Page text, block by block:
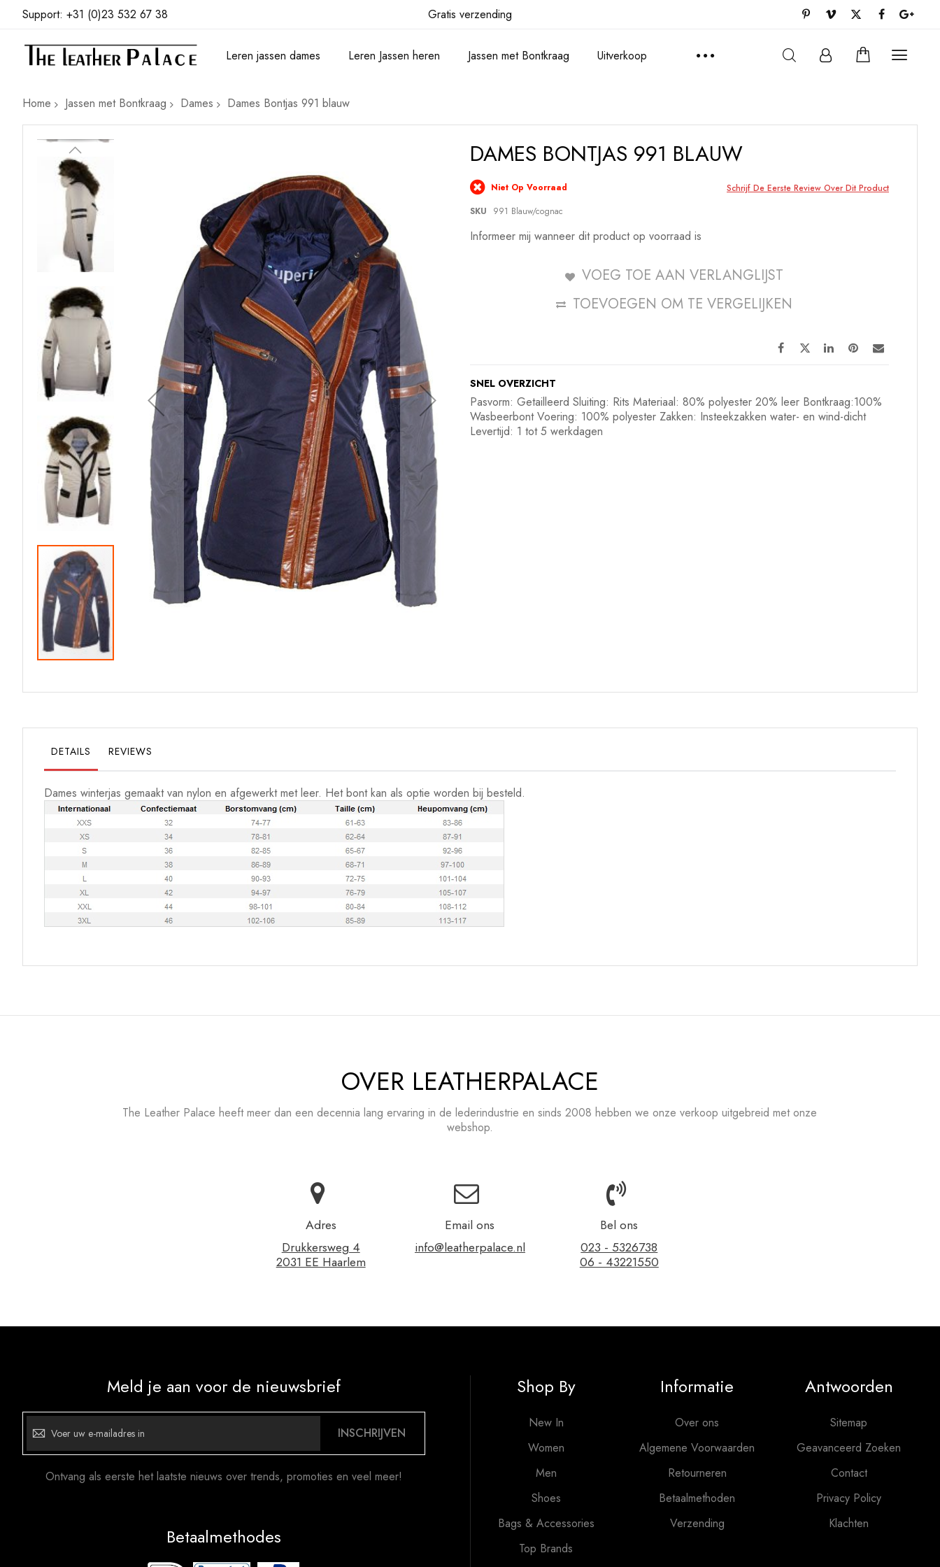
Support: +31 (0)23 532 67 38 Gratis verzending
Leren jassen dames Leren Jassen heren Jassen met Bontkraag Uitverkoop
Home Jassen met Bontkraag Dames Dames Bontjas 991 blauw
Ga
einde
afbeeldingen-
gallerij
het
van
afbeeldingen-
gallerij
DAMES BONTJAS 991 BLAUW
Schrijf De Eerste Review Over Dit Product
Niet Op Voorraad
SKU
991 Blauw/cognac
Informeer mij wanneer dit product op voorraad is
VOEG TOE AAN VERLANGLIJST
TOEVOEGEN OM TE VERGELIJKEN
SNEL OVERZICHT
Pasvorm: Getailleerd Sluiting: Rits Materiaal: 80% polyester 20% leer Bontkraag:100%
Wasbeerbont Voering: 100% polyester Zakken: Insteekzakken water- en wind-dicht
Levertijd: 1 tot 5 werkdagen
DETAILS REVIEWS
Dames winterjas gemaakt van nylon en afgewerkt met leer. Het bont kan als optie worden bij besteld.
OVER LEATHERPALACE
The Leather Palace heeft meer dan een decennia lang ervaring in de lederindustrie en sinds 2008 hebben we onze verkoop uitgebreid met onze
webshop.
Adres
Drukkersweg 4
2031 EE Haarlem
Email ons
info@leatherpalace.nl
Bel ons
023 - 5326738
06 - 43221550
Meld je aan voor de nieuwsbrief
onze
nieuwsbrief
INSCHRIJVEN
Ontvang als eerste het laatste nieuws over trends, promoties en veel meer!
Betaalmethodes
Shop By
New In
Women
Men
Shoes
Bags & Accessories
Top Brands
Informatie
Over ons
Algemene Voorwaarden
Retourneren
Betaalmethoden
Verzending
Antwoorden
Sitemap
Geavanceerd Zoeken
Contact
Privacy Policy
Klachten